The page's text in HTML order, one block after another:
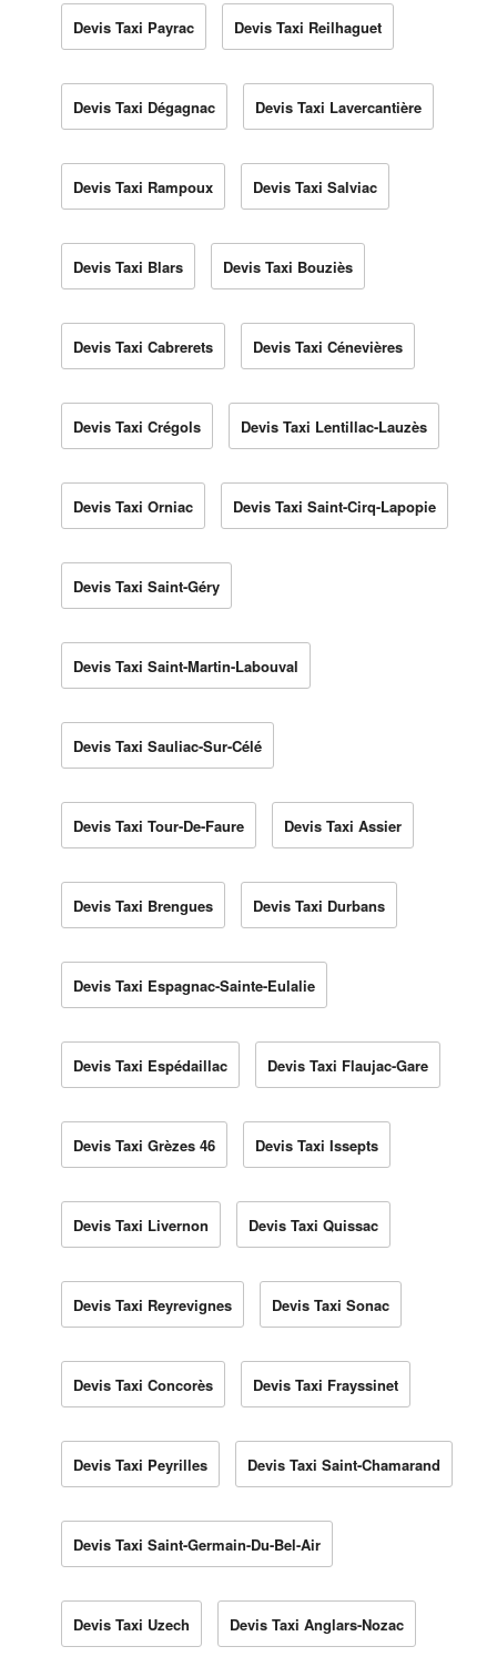
Devis Taxi Payrac Devis Taxi Reilhaguet
Devis Taxi Dégagnac Devis Taxi Lavercantière
Devis Taxi Rampoux Devis Taxi Salviac
Devis Taxi Blars Devis Taxi Bouziès
Devis Taxi Cabrerets Devis Taxi Cénevières
Devis Taxi Crégols Devis Taxi Lentillac-Lauzès
Devis Taxi Orniac Devis Taxi Saint-Cirq-Lapopie
Devis Taxi Saint-Géry
Devis Taxi Saint-Martin-Labouval
Devis Taxi Sauliac-Sur-Célé
Devis Taxi Tour-De-Faure Devis Taxi Assier
Devis Taxi Brengues Devis Taxi Durbans
Devis Taxi Espagnac-Sainte-Eulalie
Devis Taxi Espédaillac Devis Taxi Flaujac-Gare
Devis Taxi Grèzes 46 Devis Taxi Issepts
Devis Taxi Livernon Devis Taxi Quissac
Devis Taxi Reyrevignes Devis Taxi Sonac
Devis Taxi Concorès Devis Taxi Frayssinet
Devis Taxi Peyrilles Devis Taxi Saint-Chamarand
Devis Taxi Saint-Germain-Du-Bel-Air
Devis Taxi Uzech Devis Taxi Anglars-Nozac